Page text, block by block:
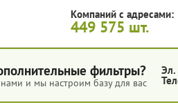
Компаний с адресами:
449 575 шт.
фильтры?
и мы настроим базу для вас
Эл.